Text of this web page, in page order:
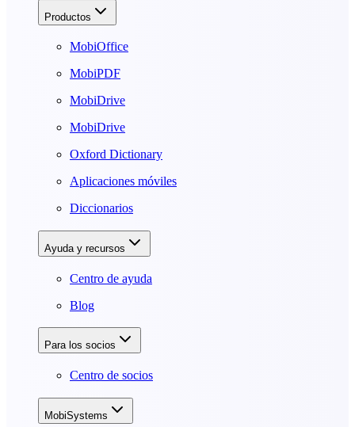
Productos
MobiOffice
MobiPDF
MobiDrive
MobiDrive
Oxford Dictionary
Aplicaciones móviles
Diccionarios
Ayuda y recursos
Centro de ayuda
Blog
Para los socios
Centro de socios
MobiSystems